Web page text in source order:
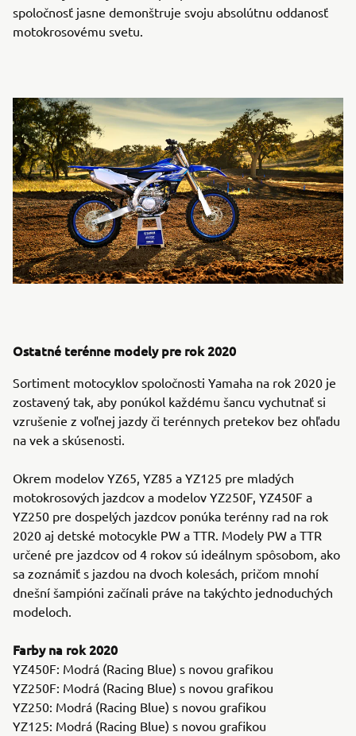
spoločnosť jasne demonštruje svoju absolútnu oddanosť
motokrosovému svetu.
Ostatné terénne modely pre rok 2020
Sortiment motocyklov spoločnosti Yamaha na rok 2020 je
zostavený tak, aby ponúkol každému šancu vychutnať si
vzrušenie z voľnej jazdy či terénnych pretekov bez ohľadu
na vek a skúsenosti.
Okrem modelov YZ65, YZ85 a YZ125 pre mladých
motokrosových jazdcov a modelov YZ250F, YZ450F a
YZ250 pre dospelých jazdcov ponúka terénny rad na rok
2020 aj detské motocykle PW a TTR. Modely PW a TTR
určené pre jazdcov od 4 rokov sú ideálnym spôsobom, ako
sa zoznámiť s jazdou na dvoch kolesách, pričom mnohí
dnešní šampióni začínali práve na takýchto jednoduchých
modeloch.
Farby na rok 2020
YZ450F: Modrá (Racing Blue) s novou grafikou
YZ250F: Modrá (Racing Blue) s novou grafikou
YZ250: Modrá (Racing Blue) s novou grafikou
YZ125: Modrá (Racing Blue) s novou grafikou